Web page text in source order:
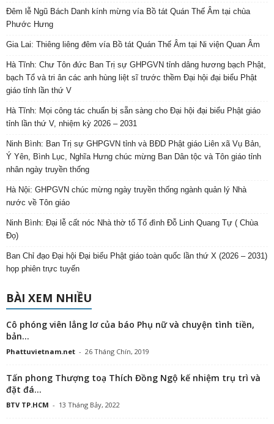
Đêm lễ Ngũ Bách Danh kính mừng vía Bồ tát Quán Thế Âm tại chùa
Phước Hưng
Gia Lai: Thiêng liêng đêm vía Bồ tát Quán Thế Âm tại Ni viện Quan Âm
Hà Tĩnh: Chư Tôn đức Ban Trị sự GHPGVN tỉnh dâng hương bạch Phật,
bạch Tổ và tri ân các anh hùng liệt sĩ trước thềm Đại hội đại biểu Phật
giáo tỉnh lần thứ V
Hà Tĩnh: Mọi công tác chuẩn bị sẵn sàng cho Đại hội đại biểu Phật giáo
tỉnh lần thứ V, nhiệm kỳ 2026 – 2031
Ninh Bình: Ban Trị sự GHPGVN tỉnh và BĐD Phật giáo Liên xã Vụ Bản,
Ý Yên, Bình Lục, Nghĩa Hưng chúc mừng Ban Dân tộc và Tôn giáo tỉnh
nhân ngày truyền thống
Hà Nội: GHPGVN chúc mừng ngày truyền thống ngành quản lý Nhà
nước về Tôn giáo
Ninh Bình: Đại lễ cất nóc Nhà thờ tổ Tổ đình Đỗ Linh Quang Tự ( Chùa
Đọ)
Ban Chỉ đạo Đại hội Đại biểu Phật giáo toàn quốc lần thứ X (2026 – 2031)
họp phiên trực tuyến
BÀI XEM NHIỀU
Cô phóng viên lẳng lơ của báo Phụ nữ và chuyện tình tiền,
bản...
Phattuvietnam.net - 26 Tháng Chín, 2019
Tấn phong Thượng toạ Thích Đồng Ngộ kế nhiệm trụ trì và
đặt đá...
BTV TP.HCM - 13 Tháng Bảy, 2022